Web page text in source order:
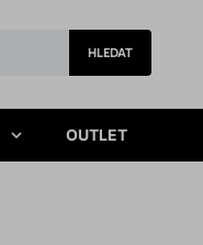
HLEDAT
OUTLET